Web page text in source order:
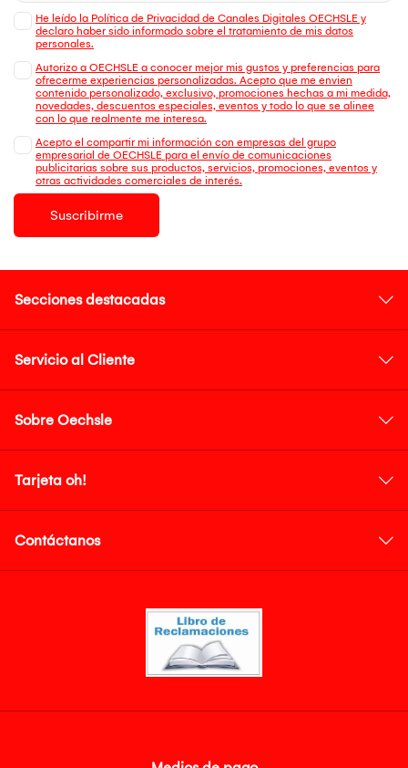
He leído la Política de Privacidad de Canales Digitales OECHSLE y
declaro haber sido informado sobre el tratamiento de mis datos
personales.
Autorizo a OECHSLE a conocer mejor mis gustos y preferencias para
ofrecerme experiencias personalizadas. Acepto que me envien
contenido personalizado, exclusivo, promociones hechas a mi medida,
novedades, descuentos especiales, eventos y todo lo que se alinee
con lo que realmente me interesa.
Acepto el compartir mi información con empresas del grupo
empresarial de OECHSLE para el envío de comunicaciones
publicitarias sobre sus productos, servicios, promociones, eventos y
otras actividades comerciales de interés.
Suscribirme
Secciones destacadas
Servicio al Cliente
Sobre Oechsle
Tarjeta oh!
Contáctanos